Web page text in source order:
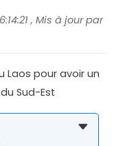
, Mis à jour par
Laos pour avoir un
Sud-Est